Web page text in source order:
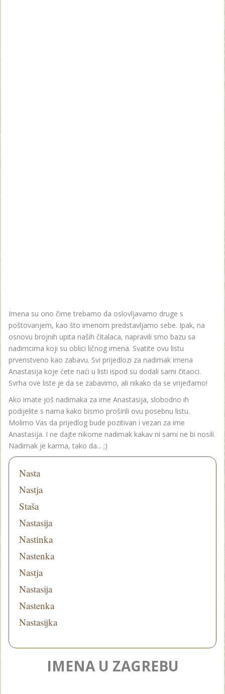
Imena su ono čime trebamo da oslovljavamo druge s
poštovanjem, kao što imenom predstavljamo sebe. Ipak, na
osnovu brojnih upita naših čitalaca, napravili smo bazu sa
nadimcima koji su oblici ličnog imena. Svatite ovu listu
prvenstveno kao zabavu. Svi prijedlozi za nadimak imena
Anastasija koje ćete naći u listi ispod su dodali sami čitaoci.
Svrha ove liste je da se zabavimo, ali nikako da se vrijeđamo!
Ako imate još nadimaka za ime Anastasija, slobodno ih
podijelite s nama kako bismo proširili ovu posebnu listu.
Molimo Vas da prijedlog bude pozitivan i vezan za ime
Anastasija. I ne dajte nikome nadimak kakav ni sami ne bi nosili.
Nadimak je karma, tako da... ;)
Nasta
Nastja
Staša
Nastasija
Nastinka
Nastenka
Nastja
Nastasija
Nastenka
Nastasijka
IMENA U ZAGREBU